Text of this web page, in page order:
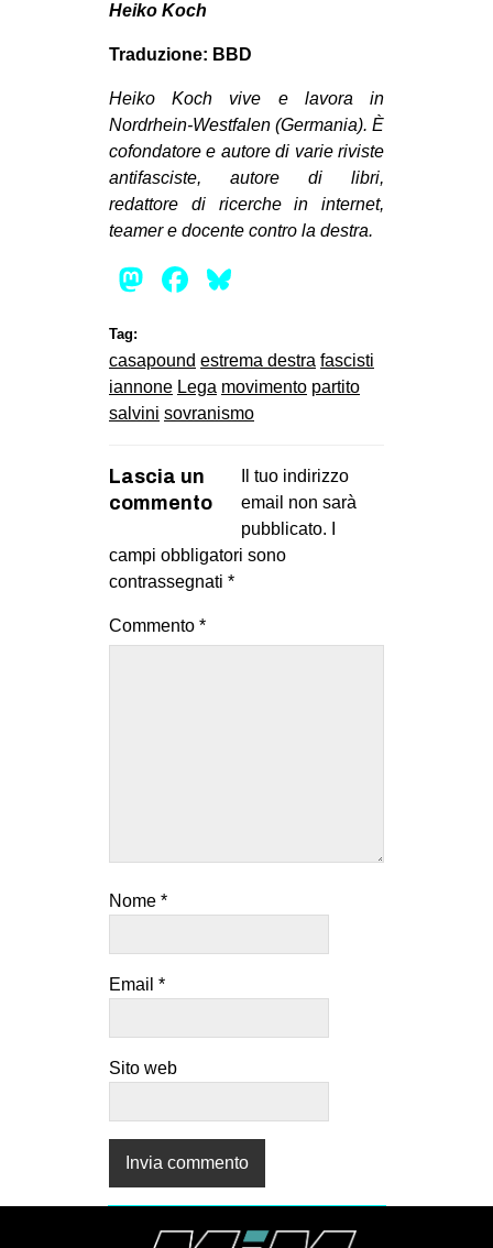
Heiko Koch
Traduzione: BBD
Heiko Koch vive e lavora in
Nordrhein-Westfalen (Germania). È
cofondatore e autore di varie riviste
antifasciste, autore di libri,
redattore di ricerche in internet,
teamer e docente contro la destra.
Mastodon
Facebook
Tag:
casapound estrema destra fascisti
iannone Lega movimento partito
salvini sovranismo
Lascia un
commento
Il tuo indirizzo
email non sarà
pubblicato.
campi obbligatori sono
contrassegnati *
Commento *
Nome *
Email *
Sito web